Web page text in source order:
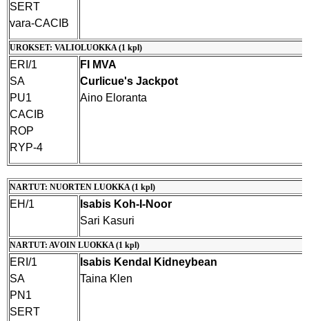
SERT
vara-CACIB
UROKSET: VALIOLUOKKA (1 kpl)
ERI/1
SA
PU1
CACIB
ROP
RYP-4
FI MVA
Curlicue's Jackpot
Aino Eloranta
NARTUT: NUORTEN LUOKKA (1 kpl)
EH/1
Isabis Koh-I-Noor
Sari Kasuri
NARTUT: AVOIN LUOKKA (1 kpl)
ERI/1
SA
PN1
SERT
Isabis Kendal Kidneybean
Taina Klen